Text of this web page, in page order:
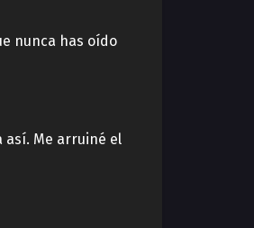
nunca has oído
así. Me arruiné el